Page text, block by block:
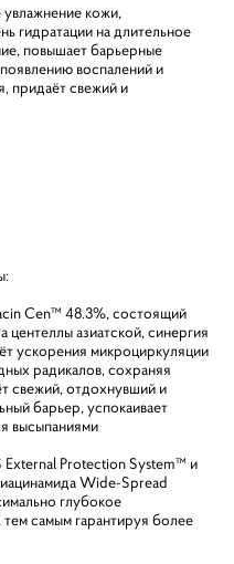
кожи,
гидратации на длительное
повышает барьерные
воспалений и
придаёт свежий и
Cen™ 48.3%, состоящий
центеллы азиатской, синергия
ускорения микроциркуляции
радикалов, сохраняя
свежий, отдохнувший и
барьер, успокаивает
высыпаниями
Protection System™ и
Wide-Spread
глубокое
самым гарантируя более